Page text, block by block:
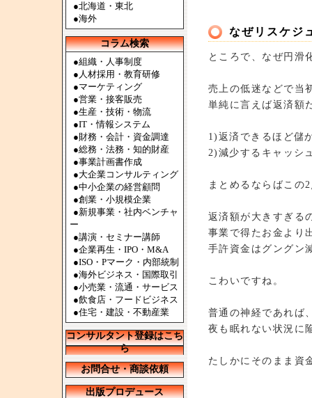
●北海道・東北
●海外
コラム検索
●組織・人事制度
●人材採用・教育研修
●マーケティング
●営業・接客販売
●生産・技術・物流
●IT・情報システム
●財務・会計・資金調達
●総務・法務・知的財産
●事業計画書作成
●大企業コンサルティング
●中小企業の経営顧問
●創業・小規模企業
●新規事業・社内ベンチャ
ー
●講演・セミナー講師
●企業再生・IPO・M&A
●ISO・Pマーク・内部統制
●海外ビジネス・国際取引
●小売業・流通・サービス
●飲食店・フードビジネス
●住宅・建設・不動産業
コンサルタント登録はこち
ら
お問合せ・商談依頼
出版プロデュース
なぜリスケジ
ところで、なぜ円滑
売上の低迷などで当
単純に言えば返済額
1)返済できるほど儲
2)減少するキャッシ
まとめるならばこの
返済額が大きすぎる
事業で得たお金より
手許資金はグングン
こわいですね。
普通の神経であれば
夜も眠れない状況に
たしかにそのまま資